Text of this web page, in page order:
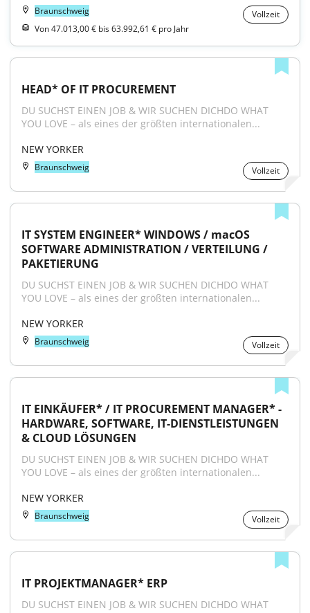
Braunschweig
Vollzeit
Von 47.013,00 € bis 63.992,61 € pro Jahr
HEAD* OF IT PROCUREMENT
DU SUCHST EINEN JOB & WIR SUCHEN DICHDO WHAT
YOU LOVE – als eines der größten internationalen...
NEW YORKER
Braunschweig Vollzeit
IT SYSTEM ENGINEER* WINDOWS / macOS
SOFTWARE ADMINISTRATION / VERTEILUNG /
PAKETIERUNG
DU SUCHST EINEN JOB & WIR SUCHEN DICHDO WHAT
YOU LOVE – als eines der größten internationalen...
NEW YORKER
Braunschweig Vollzeit
IT EINKÄUFER* / IT PROCUREMENT MANAGER* -
HARDWARE, SOFTWARE, IT-DIENSTLEISTUNGEN
& CLOUD LÖSUNGEN
DU SUCHST EINEN JOB & WIR SUCHEN DICHDO WHAT
YOU LOVE – als eines der größten internationalen...
NEW YORKER
Braunschweig Vollzeit
IT PROJEKTMANAGER* ERP
DU SUCHST EINEN JOB & WIR SUCHEN DICHDO WHAT